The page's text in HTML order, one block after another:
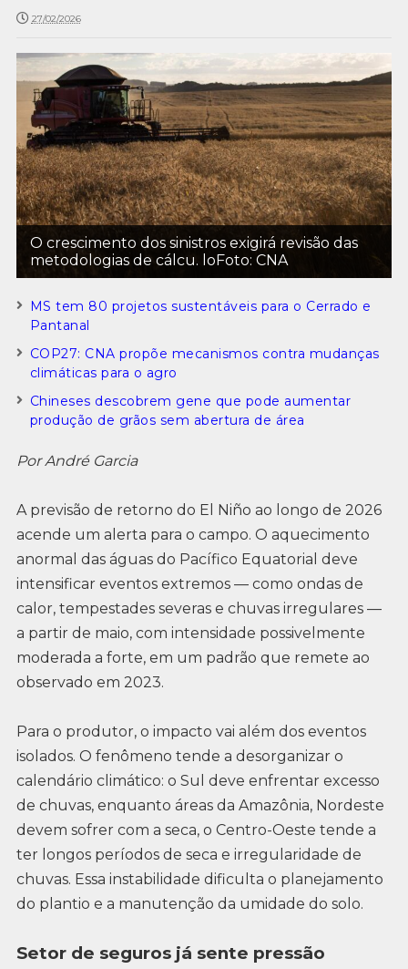
27/02/2026
O crescimento dos sinistros exigirá revisão das
metodologias de cálcu. loFoto: CNA
MS tem 80 projetos sustentáveis para o Cerrado e
Pantanal
COP27: CNA propõe mecanismos contra mudanças
climáticas para o agro
Chineses descobrem gene que pode aumentar
produção de grãos sem abertura de área
Por André Garcia
A previsão de retorno do El Niño ao longo de 2026
acende um alerta para o campo. O aquecimento
anormal das águas do Pacífico Equatorial deve
intensificar eventos extremos — como ondas de
calor, tempestades severas e chuvas irregulares —
a partir de maio, com intensidade possivelmente
moderada a forte, em um padrão que remete ao
observado em 2023.
Para o produtor, o impacto vai além dos eventos
isolados. O fenômeno tende a desorganizar o
calendário climático: o Sul deve enfrentar excesso
de chuvas, enquanto áreas da Amazônia, Nordeste
devem sofrer com a seca, o Centro-Oeste tende a
ter longos períodos de seca e irregularidade de
chuvas. Essa instabilidade dificulta o planejamento
do plantio e a manutenção da umidade do solo.
Setor de seguros já sente pressão